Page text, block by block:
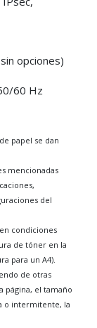
opciones)
60 Hz
papel se dan
mencionadas
del
condiciones
de tóner en la
para un A4).
de otras
página, el tamaño
o intermitente, la